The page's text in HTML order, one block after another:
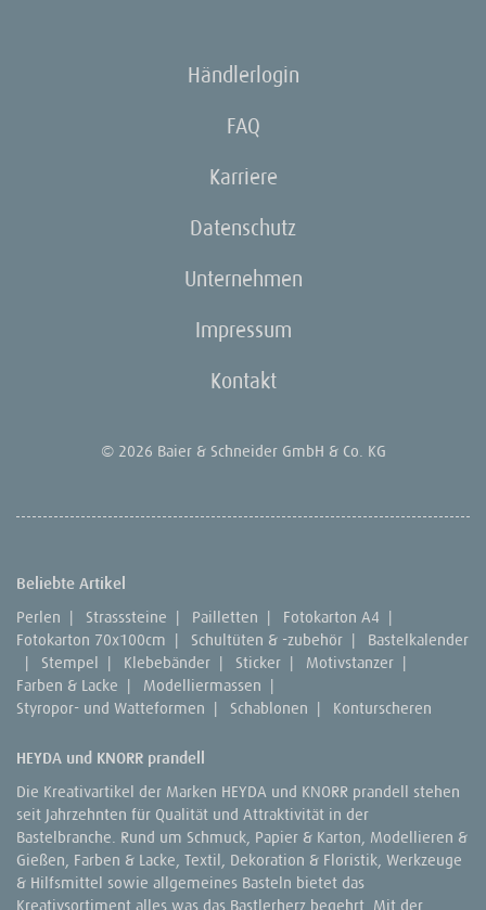
Händlerlogin
FAQ
Karriere
Datenschutz
Unternehmen
Impressum
Kontakt
© 2026 Baier & Schneider GmbH & Co. KG
Beliebte Artikel
Perlen | Strasssteine | Pailletten | Fotokarton A4 |
Fotokarton 70x100cm | Schultüten & -zubehör |
Bastelkalender
|
Stempel | Klebebänder | Sticker | Motivstanzer |
Farben & Lacke | Modelliermassen |
Styropor- und Watteformen | Schablonen | Konturscheren
HEYDA und KNORR prandell
Die Kreativartikel der Marken HEYDA und KNORR prandell stehen
seit Jahrzehnten für Qualität und Attraktivität in der
Bastelbranche. Rund um Schmuck, Papier & Karton, Modellieren &
Gießen, Farben & Lacke, Textil, Dekoration & Floristik, Werkzeuge
& Hilfsmittel sowie allgemeines Basteln bietet das
Kreativsortiment alles was das Bastlerherz begehrt. Mit der